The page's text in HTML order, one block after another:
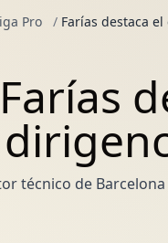
Pro / Farías destaca
Farías
técnico de